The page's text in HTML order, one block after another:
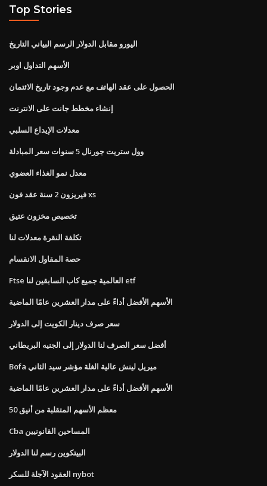
Top Stories
اليورو مقابل الدولار الرسم البياني التاريخ
الأسهم التداول اوبر
الحصول على عقد الهاتف مع عدم وجود تاريخ الائتمان
إنشاء مخطط جانت على الانترنت
معدلات الإيداع السلبي
وول ستريت جورنال 5 سنوات سعر المبادلة
معدل نمو الغذاء العضوي
فيريزون 2 سنة عقد فون xs
تخصيص مخزون عتيق
تكلفة النقرة معدلات لنا
حصة المقاول الانقسام
Ftse العالمية جميع كاب السابقين لنا etf
الأسهم الأفضل أداءً على مدار العشرين عامًا الماضية
سعر صرف دينار الكويت إلى الدولار
أفضل سعر الصرف لنا الدولار إلى الجنيه البريطاني
Bofa ميريل لينش عالية الغلة مؤشر سيد الثاني
الأسهم الأفضل أداءً على مدار العشرين عامًا الماضية
معظم الأسهم المتقلبة من أنيق 50
Cba المساحين القانونيين
البيتكوين رسم لنا الدولار
العقود الآجلة للسكر nybot